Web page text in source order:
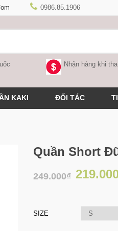
0986.85.1906
Nhận hàng khi
KAKI ĐỐI TÁC
Quần Short
249.000₫
SIZE